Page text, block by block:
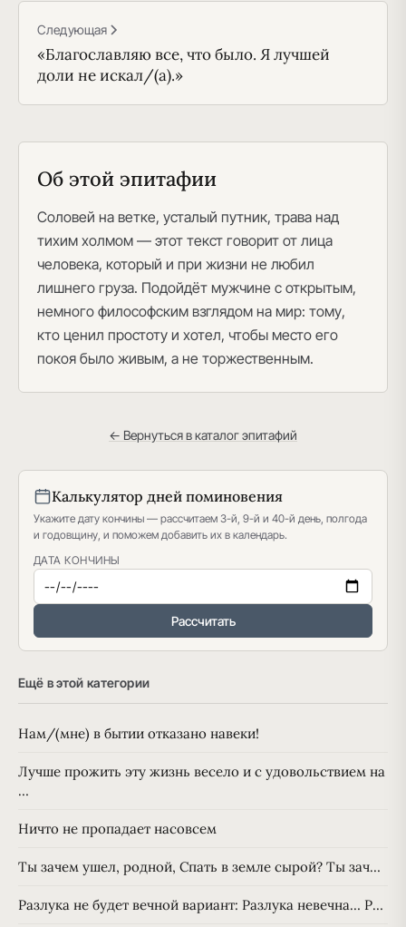
Следующая
«Благославляю все, что было. Я лучшей
доли не искал/(а).»
Об этой эпитафии
Соловей на ветке, усталый путник, трава над
тихим холмом — этот текст говорит от лица
человека, который и при жизни не любил
лишнего груза. Подойдёт мужчине с открытым,
немного философским взглядом на мир: тому,
кто ценил простоту и хотел, чтобы место его
покоя было живым, а не торжественным.
← Вернуться в каталог эпитафий
Калькулятор дней поминовения
Укажите дату кончины — рассчитаем 3-й, 9-й и 40-й день, полгода
и годовщину, и поможем добавить их в календарь.
ДАТА КОНЧИНЫ
Рассчитать
Ещё в этой категории
Нам/(мне) в бытии отказано навеки!
Лучше прожить эту жизнь весело и с удовольствием на
…
Ничто не пропадает насовсем
Ты зачем ушел, родной, Спать в земле сырой? Ты зач…
Разлука не будет вечной вариант: Разлука невечна… Р…